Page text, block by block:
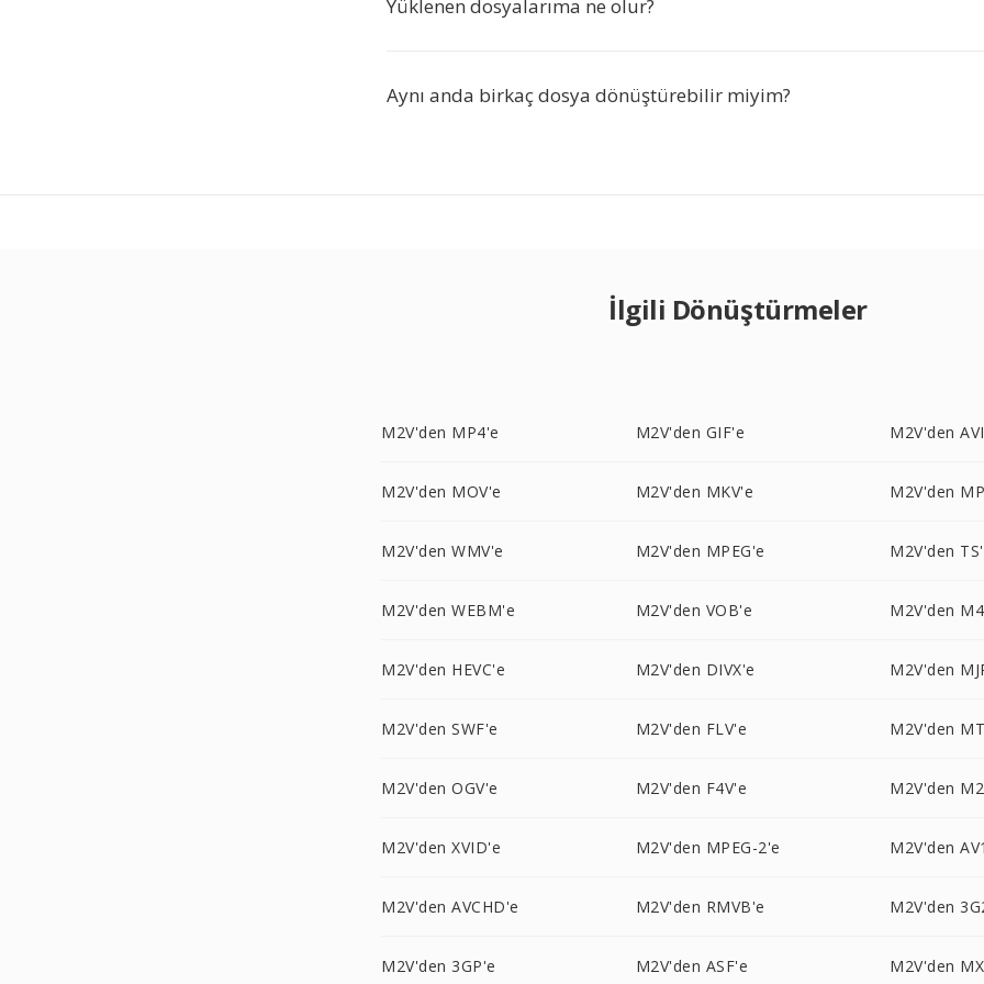
Yüklenen dosyalarıma ne olur?
Aynı anda birkaç dosya dönüştürebilir miyim?
İlgili Dönüştürmeler
M2V'den MP4'e M2V'den GIF'e M2V'den
M2V'den MOV'e M2V'den MKV'e M2V'den
M2V'den WMV'e M2V'den MPEG'e M2V'den
M2V'den WEBM'e M2V'den VOB'e M2V'den
M2V'den HEVC'e M2V'den DIVX'e M2V'den
M2V'den SWF'e M2V'den FLV'e M2V'den
M2V'den OGV'e M2V'den F4V'e M2V'den
M2V'den XVID'e M2V'den MPEG-2'e M2V'den
M2V'den AVCHD'e M2V'den RMVB'e M2V'den
M2V'den 3GP'e M2V'den ASF'e M2V'den